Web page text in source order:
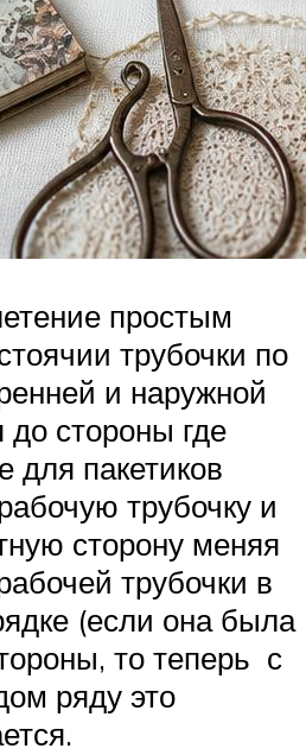
простым
трубочки по
и наружной
стороны где
для пакетиков
трубочку и
сторону меняя
трубочки в
(если она была
то теперь с
ряду это